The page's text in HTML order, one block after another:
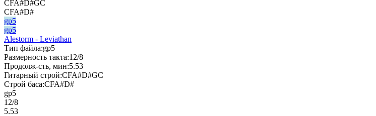
CFA#D#GC
CFA#D#
gp5
gp5
Alestorm - Leviathan
Тип файла:gp5
Размерность такта:12/8
Продолж-сть, мин:5.53
Гитарный строй:CFA#D#GC
Строй баса:CFA#D#
gp5
12/8
5.53